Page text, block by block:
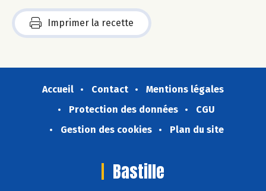
Imprimer la recette
Accueil Contact
Mentions légales
Protection des données
CGU
Gestion des cookies
Plan du site
Bastille